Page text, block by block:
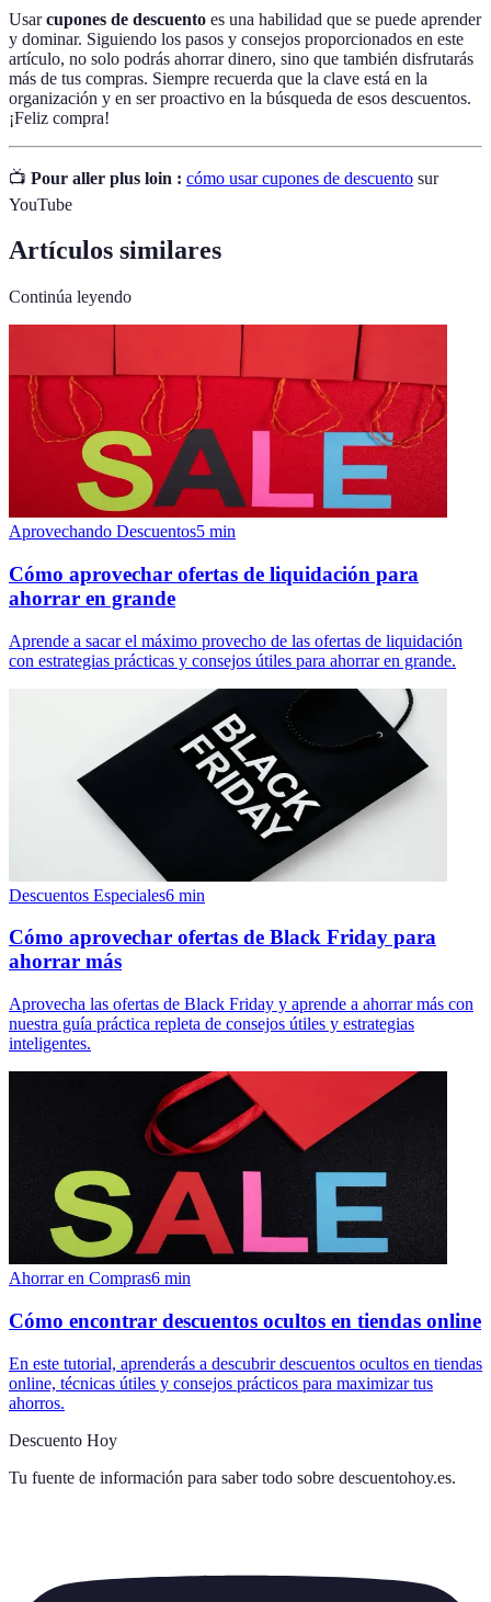
Usarcupones de descuento es una habilidad que se puede aprender
y dominar. Siguiendo los pasos y consejos proporcionados en este
artículo, no solo podrás ahorrar dinero, sino que también disfrutarás
más de tus compras. Siempre recuerda que la clave está en la
organización y en ser proactivo en la búsqueda de esos descuentos.
¡Feliz compra!
📺 Pour aller plus loin : cómo usar cupones de descuento sur
YouTube
Artículos similares
Continúa leyendo
Aprovechando Descuentos5 min
Cómo aprovechar ofertas de liquidación para
ahorrar en grande
Aprende a sacar el máximo provecho de las ofertas de liquidación
con estrategias prácticas y consejos útiles para ahorrar en grande.
Descuentos Especiales6 min
Cómo aprovechar ofertas de Black Friday para
ahorrar más
Aprovecha las ofertas de Black Friday y aprende a ahorrar más con
nuestra guía práctica repleta de consejos útiles y estrategias
inteligentes.
Ahorrar en Compras6 min
Cómo encontrar descuentos ocultos en tiendas online
En este tutorial, aprenderás a descubrir descuentos ocultos en tiendas
online, técnicas útiles y consejos prácticos para maximizar tus
ahorros.
Descuento Hoy
Tu fuente de información para saber todo sobre descuentohoy.es.